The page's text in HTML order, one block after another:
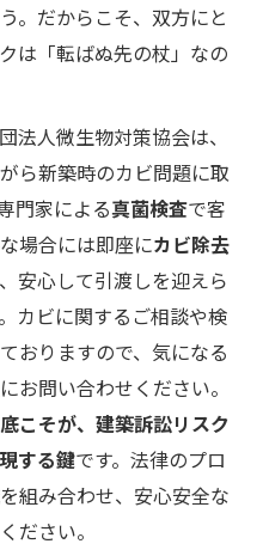
。だからこそ、双方にと
は「転ばぬ先の杖」なの
法人微生物対策協会は、
ら新築時のカビ問題に取
門家による真菌検査で客
場合には即座にカビ除去
安心して引渡しを迎えら
カビに関するご相談や検
おりますので、気になる
お問い合わせください。
こそが、建築訴訟リスク
する鍵です。法律のプロ
組み合わせ、安心安全な
ださい。